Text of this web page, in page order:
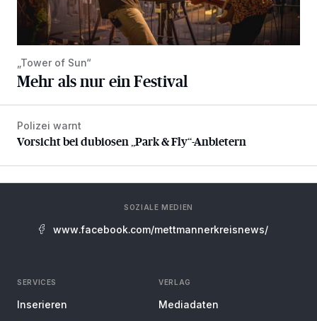
„Tower of Sun“
Mehr als nur ein Festival
Vorsicht bei dubiosen „Park & Fly“-Anbietern
Polizei warnt
Vorsicht bei dubiosen „Park & Fly“-Anbietern
SOZIALE MEDIEN
www.facebook.com/mettmannerkreisnews/
SERVICES
Inserieren
VERLAG
Mediadaten